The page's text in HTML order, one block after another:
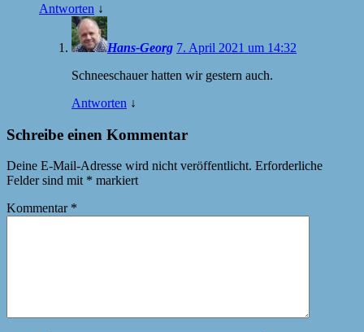
Antworten ↓
Hans-Georg 7. April 2021 um 14:32
Schneeschauer hatten wir gestern auch.
Antworten ↓
Schreibe einen Kommentar
Deine E-Mail-Adresse wird nicht veröffentlicht. Erforderliche
Felder sind mit * markiert
Kommentar *